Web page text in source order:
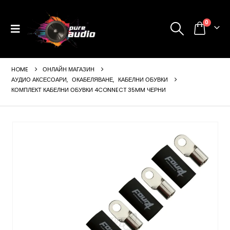
0
HOME
ОНЛАЙН МАГАЗИН
АУДИО АКСЕСОАРИ, ОКАБЕЛЯВАНЕ, КАБЕЛНИ ОБУВКИ
КОМПЛЕКТ КАБЕЛНИ ОБУВКИ 4CONNECT 35MM ЧЕРНИ